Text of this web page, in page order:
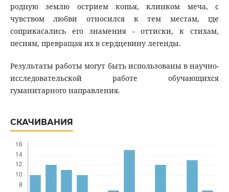
родную землю острием копья, клинком меча, с
чувством любви относился к тем местам, где
соприкасались его знамения - оттиски, к стихам,
песням, превращая их в сердцевину легенды.
Результаты работы могут быть использованы в научно-
исследовательской работе обучающихся
гуманитарного направления.
СКАЧИВАНИЯ